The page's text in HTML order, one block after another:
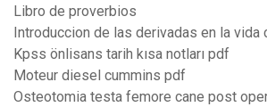
Libro de proverbios
Introduccion de las derivadas en la vida
Kpss önlisans tarih kısa notları pdf
Moteur diesel cummins pdf
Osteotomia testa femore cane post